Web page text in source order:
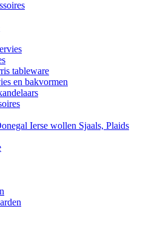
tableware
en bakvormen
Ierse wollen Sjaals, Plaids